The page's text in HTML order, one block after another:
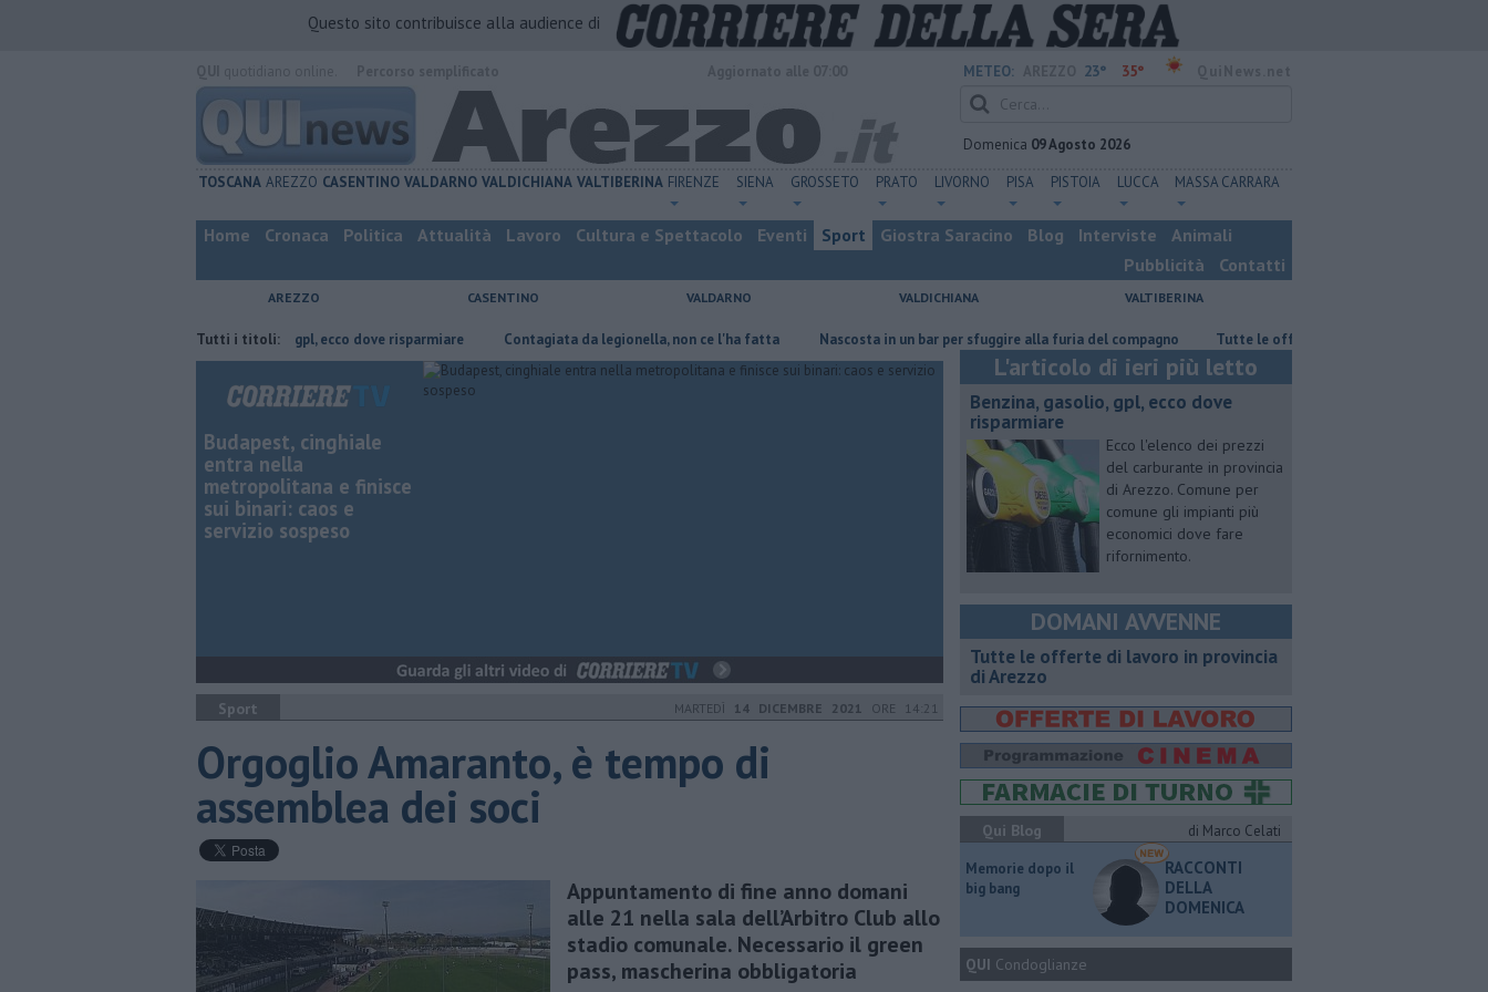
Questo sito contribuisce alla audience di
METEO: 23° 35°
Domenica 09 Agosto 2026
TOSCANA AREZZO CASENTINO VALDARNO VALDICHIANA VALTIBERINA FIRENZE SIENA GROSSETO PRATO LIVORNO PISA PISTOIA LUCCA MASSA CARRARA
Home Cronaca Politica Attualità Lavoro Cultura e Spettacolo Eventi Sport Giostra Saracino Blog Interviste
Animali
Pubblicità
Contatti
AREZZO CASENTINO VALDARNO VALDICHIANA VALTIBERINA
Tutti i titoli:
​Benzina, gasolio, gpl, ecco dove risparmiare Contagiata da legionella, non ce l'ha fatta Nascosta in un bar per sfuggire alla furia del compagno ​Tutte le offerte di lavoro in provincia di Arezzo
Budapest, cinghiale
entra nella
metropolitana e finisce
sui binari: caos e
servizio sospeso
Sport MARTEDÌ 14 DICEMBRE 2021 ORE 14:21
Orgoglio Amaranto, è tempo di
assemblea dei soci
Appuntamento di fine anno domani
alle 21 nella sala dell’Arbitro Club allo
stadio comunale. Necessario il green
pass, mascherina obbligatoria
L'articolo di ieri più letto
​Benzina, gasolio, gpl, ecco dove
risparmiare
Ecco l'elenco dei prezzi
del carburante in provincia
di Arezzo. Comune per
comune gli impianti più
economici dove fare
rifornimento.
DOMANI AVVENNE
​Tutte le offerte di lavoro in provincia
di Arezzo
Qui Blog
di Marco Celati
Memorie dopo il
big bang
RACCONTI
DELLA
DOMENICA
QUI Condoglianze